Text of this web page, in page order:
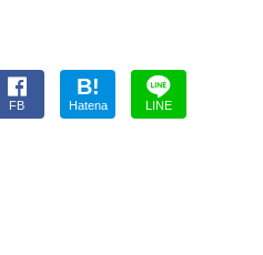
FB
B!
Hatena LINE